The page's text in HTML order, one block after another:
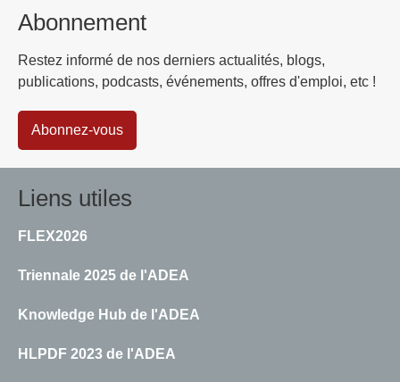
Abonnement
Restez informé de nos derniers actualités, blogs,
publications, podcasts, événements, offres d'emploi, etc !
Abonnez-vous
Liens utiles
FLEX2026
Triennale 2025 de l'ADEA
Knowledge Hub de l'ADEA
HLPDF 2023 de l'ADEA